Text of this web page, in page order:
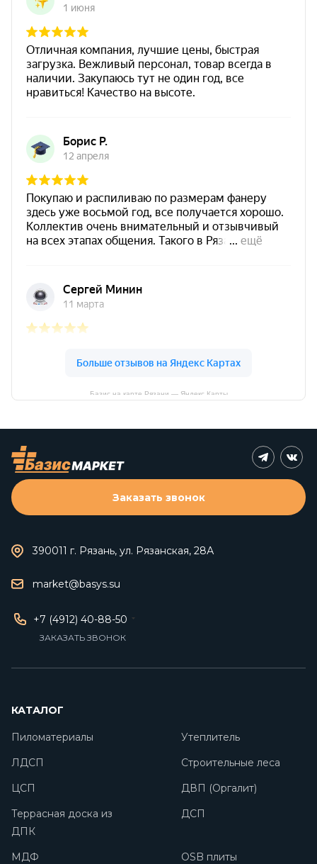
Базис на карте Рязани — Яндекс Карты
390011 г. Рязань, ул. Рязанская, 28А
market@basys.su
+7 (4912) 40-88-50
ЗАКАЗАТЬ ЗВОНОК
Заказать звонок
КАТАЛОГ
Пиломатериалы
Утеплитель
ЛДСП
Строительные леса
ЦСП
ДВП (Оргалит)
Террасная доска из
ДПК
ДСП
МДФ
OSB плиты